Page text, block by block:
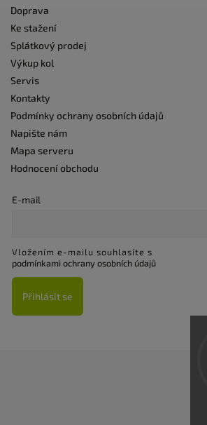
Doprava
Ke stažení
Splátkový prodej
Výkup kol
Servis
Kontakty
Podmínky ochrany osobních údajů
Napište nám
Mapa serveru
Hodnocení obchodu
E-mail
Vložením e-mailu souhlasíte s
podmínkami ochrany osobních údajů
Přihlásit se